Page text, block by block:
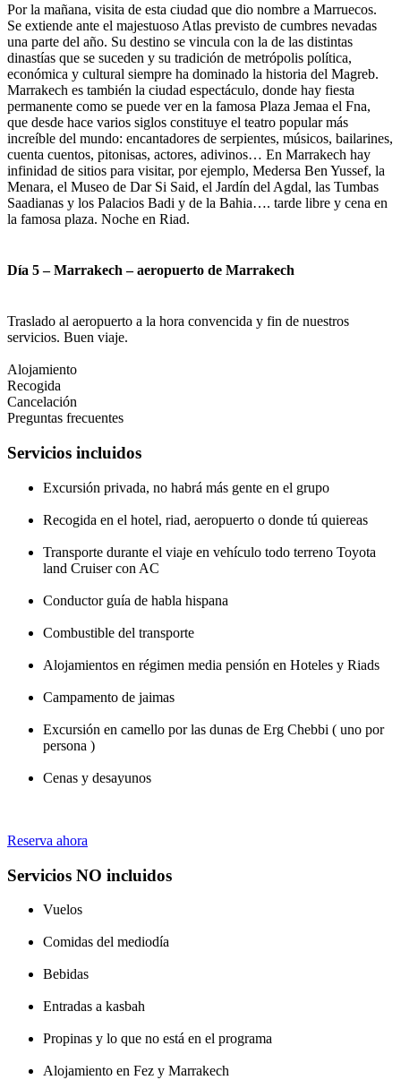
Por la mañana, visita de esta ciudad que dio nombre a Marruecos.
Se extiende ante el majestuoso Atlas previsto de cumbres nevadas
una parte del año. Su destino se vincula con la de las distintas
dinastías que se suceden y su tradición de metrópolis política,
económica y cultural siempre ha dominado la historia del Magreb.
Marrakech es también la ciudad espectáculo, donde hay fiesta
permanente como se puede ver en la famosa Plaza Jemaa el Fna,
que desde hace varios siglos constituye el teatro popular más
increíble del mundo: encantadores de serpientes, músicos, bailarines,
cuenta cuentos, pitonisas, actores, adivinos… En Marrakech hay
infinidad de sitios para visitar, por ejemplo, Medersa Ben Yussef, la
Menara, el Museo de Dar Si Said, el Jardín del Agdal, las Tumbas
Saadianas y los Palacios Badi y de la Bahia…. tarde libre y cena en
la famosa plaza. Noche en Riad.
Día 5 – Marrakech – aeropuerto de Marrakech
Traslado al aeropuerto a la hora convencida y fin de nuestros
servicios. Buen viaje.
Alojamiento
Recogida
Cancelación
Preguntas frecuentes
Servicios incluidos
Excursión privada, no habrá más gente en el grupo
Recogida en el hotel, riad, aeropuerto o donde tú quiereas
Transporte durante el viaje en vehículo todo terreno Toyota
land Cruiser con AC
Conductor guía de habla hispana
Combustible del transporte
Alojamientos en régimen media pensión en Hoteles y Riads
Campamento de jaimas
Excursión en camello por las dunas de Erg Chebbi ( uno por
persona )
Cenas y desayunos
Reserva ahora
Servicios NO incluidos
Vuelos
Comidas del mediodía
Bebidas
Entradas a kasbah
Propinas y lo que no está en el programa
Alojamiento en Fez y Marrakech